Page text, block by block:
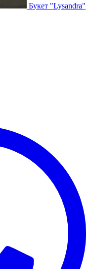
Букет "Lysandra"